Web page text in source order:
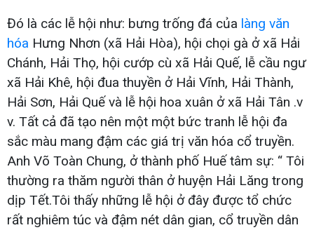
Đó là các lễ hội như: bưng trống đá của làng văn
hóa Hưng Nhơn (xã Hải Hòa), hội chọi gà ở xã Hải
Chánh, Hải Thọ, hội cướp cù xã Hải Quế, lễ cầu ngư
xã Hải Khê, hội đua thuyền ở Hải Vĩnh, Hải Thành,
Hải Sơn, Hải Quế và lễ hội hoa xuân ở xã Hải Tân .v
v. Tất cả đã tạo nên một một bức tranh lễ hội đa
sắc màu mang đậm các giá trị văn hóa cổ truyền.
Anh Võ Toàn Chung, ở thành phố Huế tâm sự: “ Tôi
thường ra thăm người thân ở huyện Hải Lăng trong
dịp Tết.Tôi thấy những lễ hội ở đây được tổ chức
rất nghiêm túc và đậm nét dân gian, cổ truyền dân